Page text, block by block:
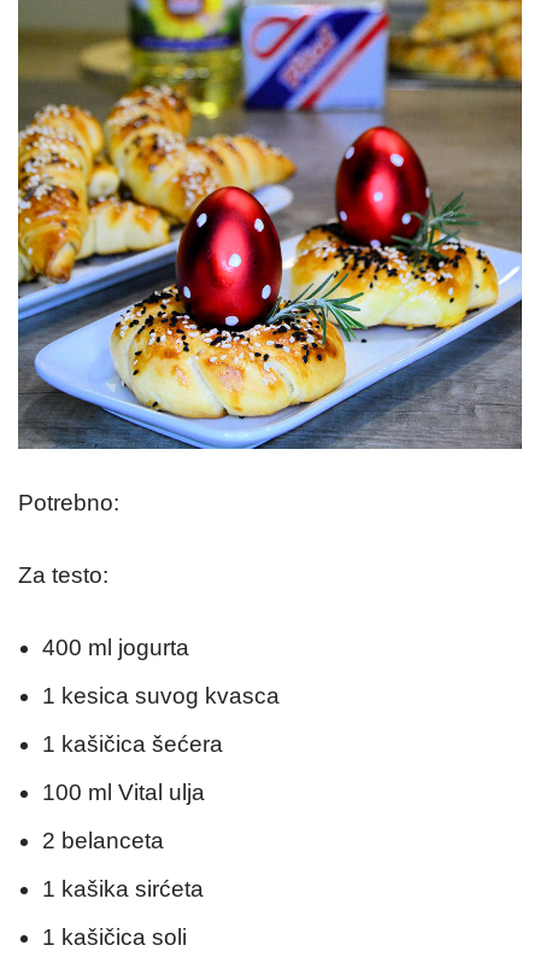
Potrebno:
Za testo:
400 ml jogurta
1 kesica suvog kvasca
1 kašičica šećera
100 ml Vital ulja
2 belanceta
1 kašika sirćeta
1 kašičica soli